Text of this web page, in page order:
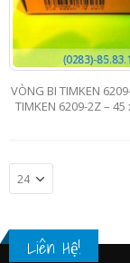
VÒNG BI TIMKEN
TIMKEN 6209-2Z –
Liên Hệ!